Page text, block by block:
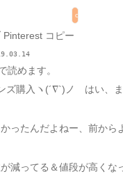
camera
Pinterest コピー
読めます。
ズ購入ヽ(´∇`)ノ はい、
ったんだよねー、前から
減ってる＆値段が高くな